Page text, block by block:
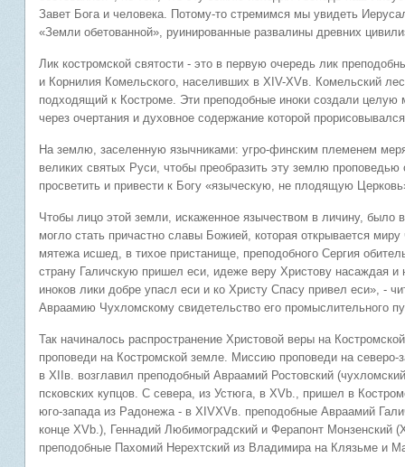
Завет Бога и человека. Потому-то стремимся мы увидеть
«Земли обетованной», руинированные развалины древних
Лик костромской святости - это в первую очередь лик
и Корнилия Комельского, населивших в XIV-XVв. Комельский
подходящий к Костроме. Эти преподобные иноки создали
через очертания и духовное содержание которой
На землю, заселенную язычниками: угро-финским племенем
великих святых Руси, чтобы преобразить эту землю
просветить и привести к Богу «языческую, не плодящую
Чтобы лицо этой земли, искаженное язычеством в личину,
могло стать причастно славы Божией, которая открывается
мятежа исшед, в тихое пристанище, преподобного Сергия
страну Галичскую пришел еси, идеже веру Христову насаждая
иноков лики добре упасл еси и ко Христу Спасу привел еси», -
Авраамию Чухломскому свидетельство его промыслительного
Так начиналось распространение Христовой веры на
проповеди на Костромской земле. Миссию проповеди на
в XIIв. возглавил преподобный Авраамий Ростовский
псковских купцов. С севера, из Устюга, в XVb., пришел в
юго-запада из Радонежа - в XIVXVв. преподобные Авраамий
конце XVb.), Геннадий Любимоградский и Ферапонт Монзенский
преподобные Пахомий Нерехтский из Владимира на Клязьме и